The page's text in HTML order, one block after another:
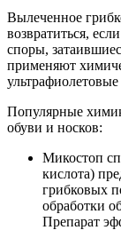
Вылеченное
возвратиться,
споры,
применяют
Популярные
обуви и носков:
Микостоп
кислота)
грибковых
обработки
Препарат